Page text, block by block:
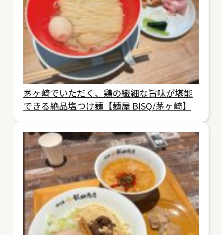
茅ヶ崎でいただく、鶏の繊細な旨味が堪能
できる絶品塩つけ麺【麺屋 BISQ/茅ヶ崎】